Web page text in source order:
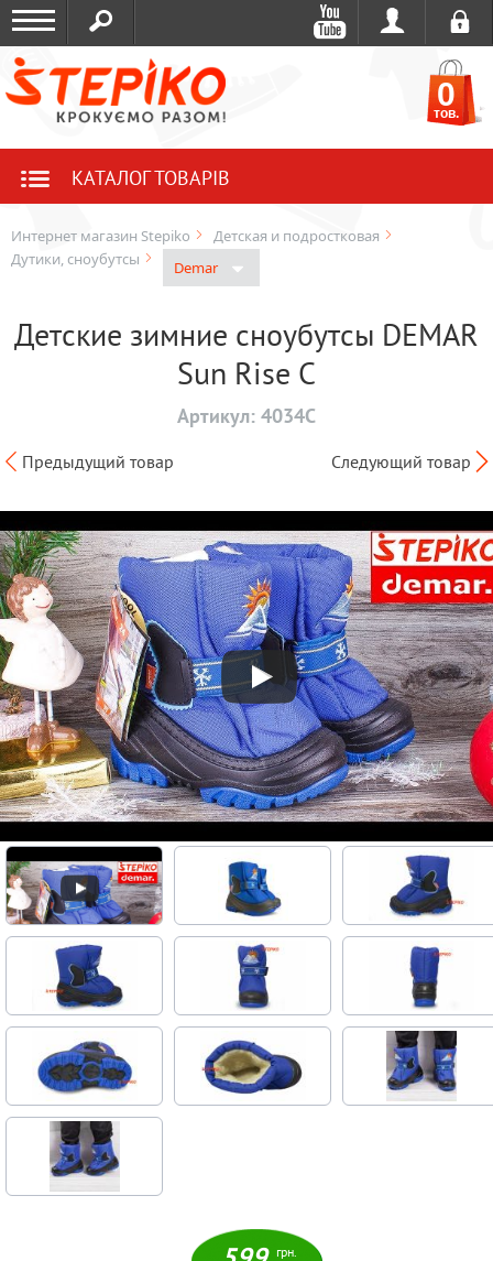
0
тов.
КАТАЛОГ ТОВАРІВ
Интернет магазин Stepiko
Детская и подростковая
Дутики, сноубутсы
Demar
Детские зимние сноубутсы DEMAR
Sun Rise C
Артикул: 4034C
Предыдущий товар Следующий товар
грн.